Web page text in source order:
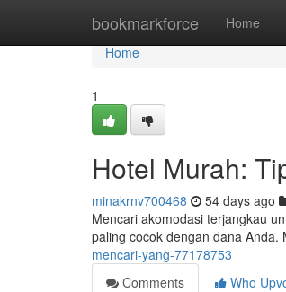
bookmarkforce Home
Home
Home
1
Hotel Murah:
minakrnv700468 54 days ago
Mencari akomodasi terjangkau
paling cocok dengan dana
mencari-yang-77178753
Comments
Who